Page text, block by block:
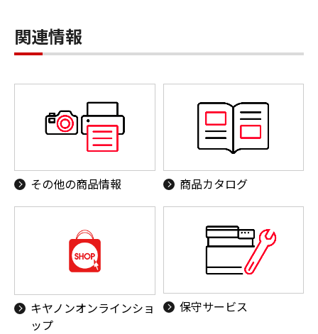
関連情報
その他の商品情報 商品カタログ
キヤノンオンラインショ
ップ
保守サービス